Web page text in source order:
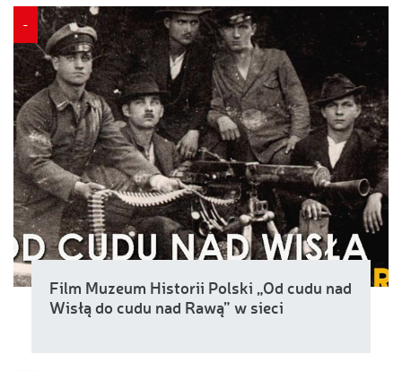
-
Film Muzeum Historii Polski „Od cudu nad
Wisłą do cudu nad Rawą” w sieci